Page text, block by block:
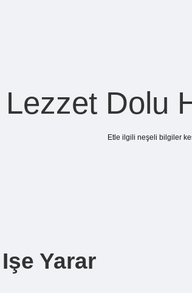
Lezzet Dolu
Etle ilgili neşeli bilgiler
Yarar